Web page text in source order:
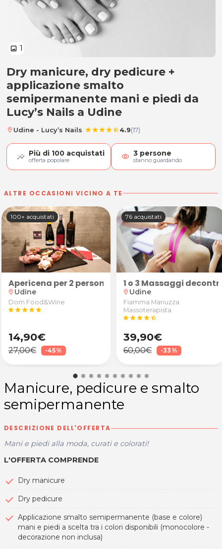
image 1
Manicure, pedicure e smalto
Dry manicure, dry pedicure +
applicazione smalto
semipermanente mani e piedi da
Lucy’s Nails a Udine
location_on Udine - Lucy’s Nails starstarstarstarstar_half4.9(17)
Più di 100 acquistati
offerta popolare visibility 3 persone
stanno guardando
ALTRE OCCASIONI VICINO A TE
Access Bars/Body Process presso Deva Studio a
100+ acquistati
Apericena per 2 persone: "Robusto" (calice di
location_on Udine
Dom Food&Wine
starstarstarstarstar
14,90€
27,00€ -45%
76 acquistati
1 o 3 Massaggi
location_on Udine
Fiamma Mariuzza
Massoterapista
starstarstarstarstar_half
39,90€
60,00€ -33%
Manicure, pedicure e smalto
semipermanente
DESCRIZIONE DELL'OFFERTA
Mani e piedi alla moda, curati e colorati!
L'OFFERTA COMPRENDE
Dry manicure
Dry pedicure
Applicazione smalto semipermanente (base e colore)
mani e piedi a scelta tra i colori disponibili (monocolore -
decorazione non inclusa)